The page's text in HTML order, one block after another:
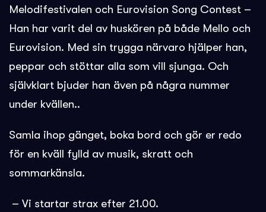
Melodifestivalen och Eurovision Song Contest –
Han har varit del av huskören på både Mello och
Eurovision. Med sin trygga närvaro hjälper han,
peppar och stöttar alla som vill sjunga. Och
självklart bjuder han även på några nummer
under kvällen..
Samla ihop gänget, boka bord och gör er redo
för en kväll fylld av musik, skratt och
sommarkänsla.
– Vi startar strax efter 21.00.